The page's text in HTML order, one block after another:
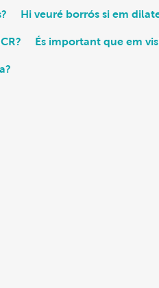
Hi veuré borrós si em
És important que em